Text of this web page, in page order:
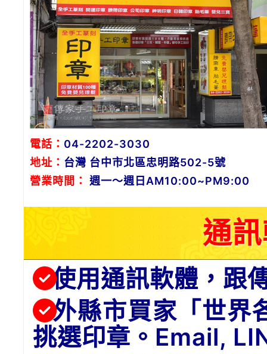
電話： 04-2202-3030
地址： 台灣 台中市北區忠明路502-5號
營業時間：
週一～週日AM10:00~PM9:00
通
使用通訊軟體，跟
外縣市買家「世界
挑選印章。Email,